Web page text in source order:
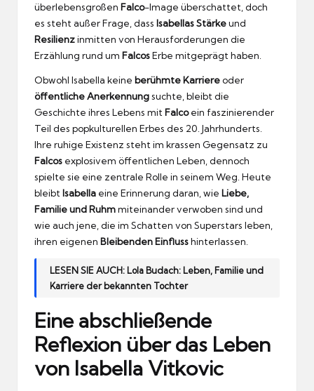
überlebensgroßen Falco-Image überschattet, doch
es steht außer Frage, dass Isabellas Stärkeund
Resilienzinmitten von Herausforderungen die
Erzählung rund um FalcosErbe mitgeprägt haben.
Obwohl Isabella keine berühmte Karriereoder
öffentliche Anerkennungsuchte, bleibt die
Geschichte ihres Lebens mit Falcoein faszinierender
Teil des popkulturellen Erbes des 20. Jahrhunderts.
Ihre ruhige Existenz steht im krassen Gegensatz zu
Falcos explosivem öffentlichen Leben, dennoch
spielte sie eine zentrale Rolle in seinem Weg. Heute
bleibt Isabella eine Erinnerung daran, wie Liebe,
Familie und Ruhmmiteinander verwoben sind und
wie auch jene, die im Schatten von Superstars leben,
ihren eigenen Bleibenden Einflusshinterlassen.
LESEN SIE AUCH: Lola Budach: Leben, Familie und
Karriere der bekannten Tochter
Eine abschließende
Reflexion über das Leben
von Isabella Vitkovic